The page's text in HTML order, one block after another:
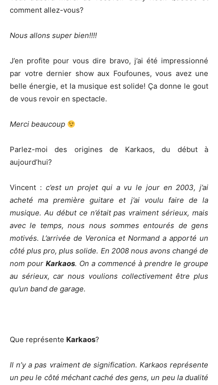
comment allez-vous?
Nous allons super bien!!!!
J’en profite pour vous dire bravo, j’ai été impressionné
par votre dernier show aux Foufounes, vous avez une
belle énergie, et la musique est solide! Ça donne le gout
de vous revoir en spectacle.
Merci beaucoup
Parlez-moi des origines de Karkaos, du début à
aujourd’hui?
Vincent : c’est un projet qui a vu le jour en 2003, j’ai
acheté ma première guitare et j’ai voulu faire de la
musique. Au début ce n’était pas vraiment sérieux, mais
avec le temps, nous nous sommes entourés de gens
motivés. L’arrivée de Veronica et Normand a apporté un
côté plus pro, plus solide. En 2008 nous avons changé de
nom pour Karkaos. On a commencé à prendre le groupe
au sérieux, car nous voulions collectivement être plus
qu’un band de garage.
Que représente Karkaos?
Il n’y a pas vraiment de signification. Karkaos représente
un peu le côté méchant caché des gens, un peu la dualité